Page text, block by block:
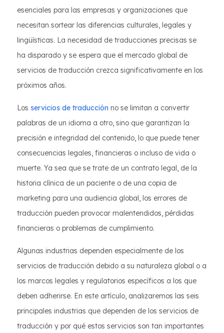
esenciales para las empresas y organizaciones que
necesitan sortear las diferencias culturales, legales y
lingüísticas. La necesidad de traducciones precisas se
ha disparado y se espera que el mercado global de
servicios de traducción crezca significativamente en los
próximos años.
Los servicios de traducción no se limitan a convertir
palabras de un idioma a otro, sino que garantizan la
precisión e integridad del contenido, lo que puede tener
consecuencias legales, financieras o incluso de vida o
muerte. Ya sea que se trate de un contrato legal, de la
historia clínica de un paciente o de una copia de
marketing para una audiencia global, los errores de
traducción pueden provocar malentendidos, pérdidas
financieras o problemas de cumplimiento.
Algunas industrias dependen especialmente de los
servicios de traducción debido a su naturaleza global o a
los marcos legales y regulatorios específicos a los que
deben adherirse. En este artículo, analizaremos las seis
principales industrias que dependen de los servicios de
traducción y por qué estos servicios son tan importantes